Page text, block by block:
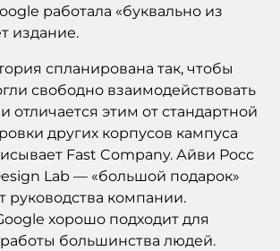
работала «буквально из
издание.
спланирована так, чтобы
свободно взаимодействовать
отличается этим от стандартной
других корпусов кампуса
Fast Company. Айви Росс
Lab — «большой подарок»
руководства компании.
хорошо подходит для
большинства людей.